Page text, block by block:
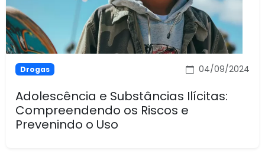
Drogas 04/09/2024
Adolescência e Substâncias Ilícitas:
Compreendendo os Riscos e
Prevenindo o Uso